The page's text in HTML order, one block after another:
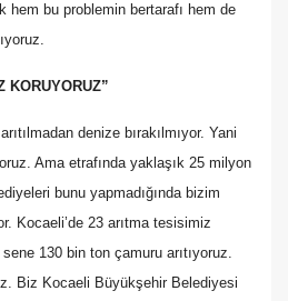
hem bu problemin bertarafı hem de
KORUYORUZ”
denize bırakılmıyor. Yani
Ama etrafında yaklaşık 25 milyon
bunu yapmadığında bizim
Kocaeli’de 23 arıtma tesisimiz
130 bin ton çamuru arıtıyoruz.
Biz Kocaeli Büyükşehir Belediyesi